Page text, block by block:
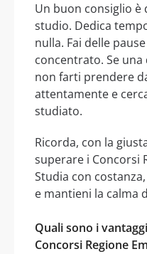
Un buon consiglio
studio. Dedica
nulla. Fai delle
concentrato. Se
non farti prendere
attentamente e
studiato.
Ricorda, con la
superare i Concorsi
Studia con
e mantieni la calma
Quali sono i
Concorsi Regione